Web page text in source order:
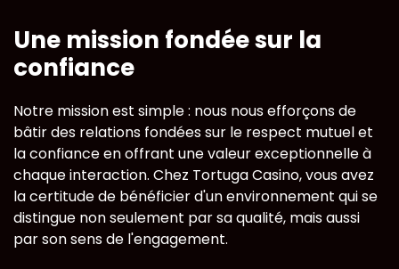
Une mission fondée sur la
confiance
Notre mission est simple : nous nous efforçons de
bâtir des relations fondées sur le respect mutuel et
la confiance en offrant une valeur exceptionnelle à
chaque interaction. Chez Tortuga Casino, vous avez
la certitude de bénéficier d'un environnement qui se
distingue non seulement par sa qualité, mais aussi
par son sens de l'engagement.